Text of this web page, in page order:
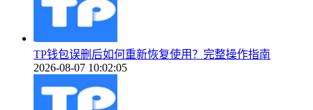
TP钱包误删后如何重新恢复使用？完整操作指南
2026-08-07 10:02:05